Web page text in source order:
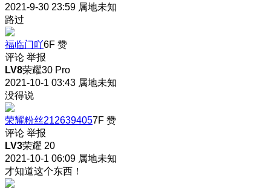
2021-9-30 23:59 属地未知
路过
福临门吖6F 赞
评论 举报
LV8荣耀30 Pro
2021-10-1 03:43 属地未知
没得说
荣耀粉丝2126394057F 赞
评论 举报
LV3荣耀 20
2021-10-1 06:09 属地未知
才知道这个东西！